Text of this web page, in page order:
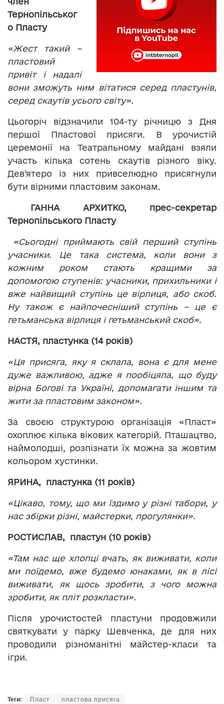
Тернопільськог
о Пласту
«Жест такий –
пластовий
привіт і надалі
вони зможуть ним вітатися серед пластунів,
серед скаутів усього світу».
Цьогоріч відзначили 104-ту річницю з Дня
першої Пластової присяги. В урочистій
церемонії на Театральному майдані взяли
участь кілька сотень скаутів різного віку.
Дев’ятеро із них привселюдно присягнули
бути вірними пластовим законам.
ГАННА АРХИТКО, прес-секретар
Тернопільського Пласту
«Сьогодні приймають свій перший ступінь
учасники. Це така система, коли вони з
кожним роком стають кращими за
допомогою ступенів: учасники, прихильники і
вже найвищий ступінь це вірлиця, або скоб.
Ну також є найпочесніший ступінь – це є
гетьманська вірлиця і гетьманський скоб».
НАСТЯ, пластунка (14 років)
«Ця присяга, яку я склала, вона є для мене
дуже важливою, адже я пообіцяла, що буду
вірна Богові та Україні, допомагати іншим та
жити за пластовим законом».
За своєю структурою організація «Пласт»
охоплює кілька вікових категорій. Пташацтво,
наймолодші, розпізнати їх можна за жовтим
кольором хустинки.
ЯРИНА, пластунка (11 років)
«Цікаво, тому, що ми їздимо у різні табори, у
нас збірки різні, майстерки, прогулянки».
РОСТИСЛАВ, пластун (10 років)
«Там нас ще хлопці вчать, як виживати, коли
ми поїдемо, вже будемо юнаками, як в лісі
виживати, як щось зробити, з чого можна
зробити, як пліт розкласти».
Після урочистостей пластуни продовжили
святкувати у парку Шевченка, де для них
проводили різноманітні майстер-класи та
ігри.
Теги: Пласт пластова присяга